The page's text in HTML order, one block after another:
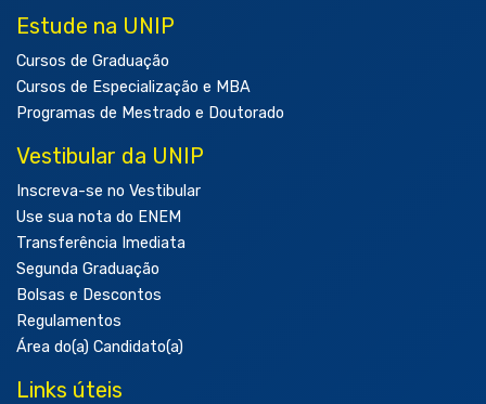
Estude na UNIP
Cursos de Graduação
Cursos de Especialização e MBA
Programas de Mestrado e Doutorado
Vestibular da UNIP
Inscreva-se no Vestibular
Use sua nota do ENEM
Transferência Imediata
Segunda Graduação
Bolsas e Descontos
Regulamentos
Área do(a) Candidato(a)
Links úteis